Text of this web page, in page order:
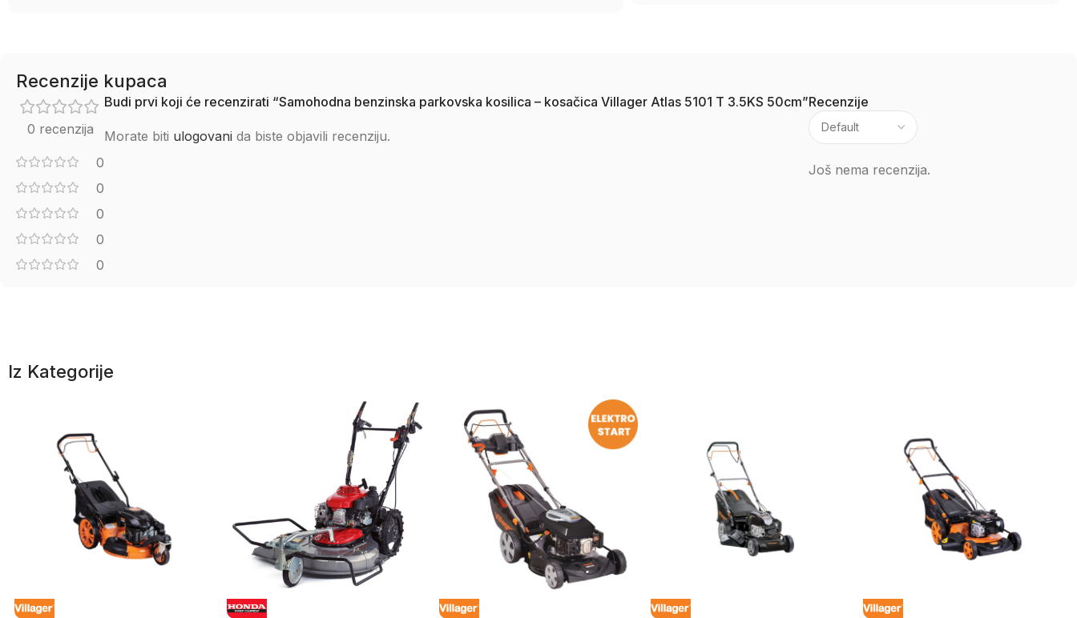
Recenzije kupaca
0 recenzija
0
0
0
0
0
Recenzije
Još nema recenzija.
Budi prvi koji će recenzirati “Samohodna benzinska parkovska kosilica – kosačica Villager Atlas 5101 T 3.5KS 50cm”
Morate biti ulogovani da biste objavili recenziju.
Iz Kategorije